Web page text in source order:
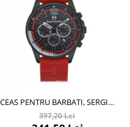
CEAS PENTRU BARBATI, SERGIO
TACCHINI STREAMLINE,
ST.1.10210.1
397,20 Lei